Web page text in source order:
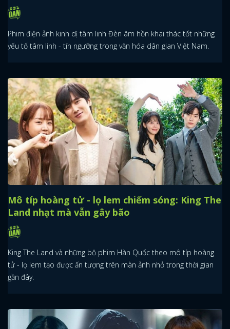
Phim điện ảnh kinh dị tâm linh Đèn âm hồn khai thác tốt những
yếu tố tâm linh - tín ngưỡng trong văn hóa dân gian Việt Nam.
Mô típ hoàng tử - lọ lem chiếm sóng: King The
Land nhạt mà vẫn gây bão
King The Land và những bộ phim Hàn Quốc theo mô típ hoàng
tử - lọ lem tạo được ấn tượng trên màn ảnh nhỏ trong thời gian
gần đây.